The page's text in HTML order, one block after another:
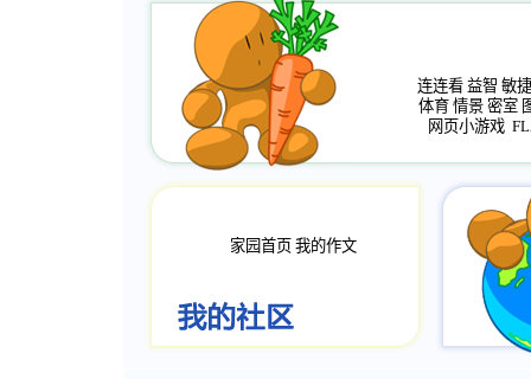
连连看 益智 敏捷
体育 情景 密室
网页小游戏
家园首页 我的作文